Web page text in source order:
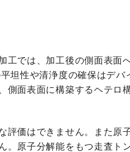
工では、加工後の側面表面
坦性や清浄度の確保はデバ
側面表面に構築するヘテロ
評価はできません。また原
。原子分解能をもつ走査ト